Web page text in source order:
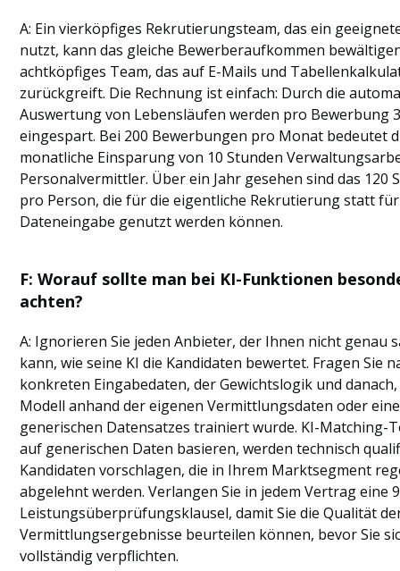
A: Ein vierköpfiges Rekrutierungsteam, das ein
nutzt, kann das gleiche Bewerberaufkommen
achtköpfiges Team, das auf E-Mails und
zurückgreift. Die Rechnung ist einfach: Durch die
Auswertung von Lebensläufen werden pro Bewerbung
eingespart. Bei 200 Bewerbungen pro Monat bedeutet
monatliche Einsparung von 10 Stunden
Personalvermittler. Über ein Jahr gesehen sind das 120
pro Person, die für die eigentliche Rekrutierung statt
Dateneingabe genutzt werden können.
F: Worauf sollte man bei KI-Funktionen
achten?
A: Ignorieren Sie jeden Anbieter, der Ihnen nicht genau
kann, wie seine KI die Kandidaten bewertet. Fragen Sie
konkreten Eingabedaten, der Gewichtslogik und
Modell anhand der eigenen Vermittlungsdaten oder
generischen Datensatzes trainiert wurde. KI-Matching-
auf generischen Daten basieren, werden technisch
Kandidaten vorschlagen, die in Ihrem Marktsegment
abgelehnt werden. Verlangen Sie in jedem Vertrag eine
Leistungsüberprüfungsklausel, damit Sie die Qualität
Vermittlungsergebnisse beurteilen können, bevor Sie
vollständig verpflichten.